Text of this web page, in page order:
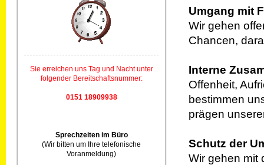
Sie erreichen uns Tag und Nacht unter
folgender Bereitschaftsnummer:
0151 18909938
Sprechzeiten im Büro
(Wir bitten um Ihre telefonische
Voranmeldung)
Umgang mit
Wir gehen
Chancen,
Interne
Offenheit,
bestimmen
prägen
Schutz der
Wir gehen mit